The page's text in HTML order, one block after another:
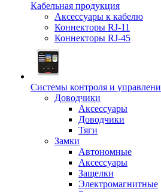
Кабельная продукция
Аксессуары к кабелю
Коннекторы RJ-11
Коннекторы RJ-45
Системы контроля и
Доводчики
Аксессуары
Доводчики
Тяги
Замки
Автономные
Аксессуары
Защелки
Электромагнитные